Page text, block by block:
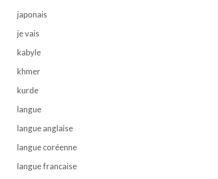
japonais
je vais
kabyle
khmer
kurde
langue
langue anglaise
langue coréenne
langue francaise